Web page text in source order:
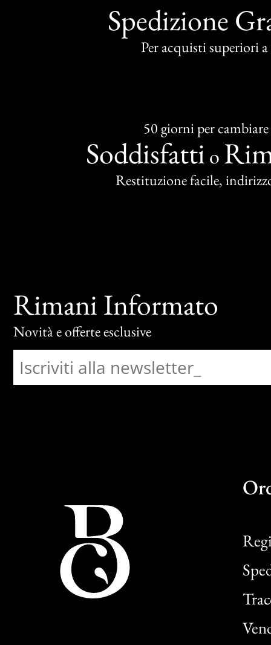
Spedizione
Per acquisti superiori
50 giorni per cambiare
Soddisfatti o
Restituzione facile,
Rimani Informato
Novità e offerte esclusive